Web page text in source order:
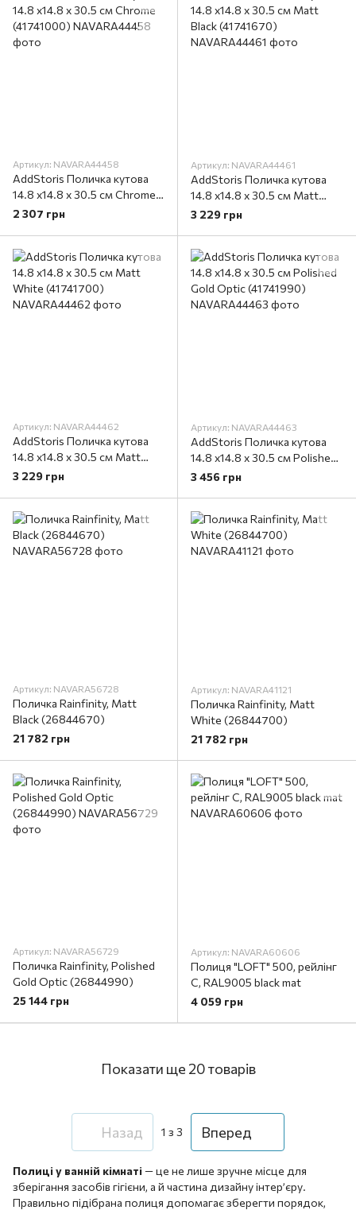
Артикул: NAVARA44458
AddStoris Поличка кутова
14.8 х14.8 x 30.5 см Chrome
(41741000)
2 307 грн
Артикул: NAVARA44461
AddStoris Поличка кутова
14.8 х14.8 x 30.5 см Matt
Black (41741670)
3 229 грн
Артикул: NAVARA44462
AddStoris Поличка кутова
14.8 х14.8 x 30.5 см Matt
White (41741700)
3 229 грн
Артикул: NAVARA44463
AddStoris Поличка кутова
14.8 х14.8 x 30.5 см Polished
Gold Optic (41741990)
3 456 грн
Артикул: NAVARA56728
Поличка Rainfinity, Matt
Black (26844670)
21 782 грн
Артикул: NAVARA41121
Поличка Rainfinity, Matt
White (26844700)
21 782 грн
Артикул: NAVARA56729
Поличка Rainfinity, Polished
Gold Optic (26844990)
25 144 грн
Артикул: NAVARA60606
Полиця "LOFT" 500, рейлінг
С, RAL9005 black mat
4 059 грн
Показати ще 20 товарів
Назад 1 з 3 Вперед
Полиці у ванній кімнаті— це не лише зручне місце для
зберігання засобів гігієни, а й частина дизайну інтер’єру.
Правильно підібрана полиця допомагає зберегти порядок,